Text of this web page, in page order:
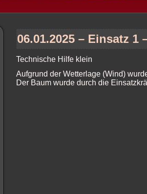
06.01.2025 – Einsatz 1
Technische Hilfe klein
Aufgrund der Wetterlage (Wind)
Der Baum wurde durch die